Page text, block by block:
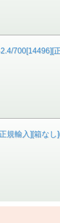
700[14496][
規輸入][箱なし